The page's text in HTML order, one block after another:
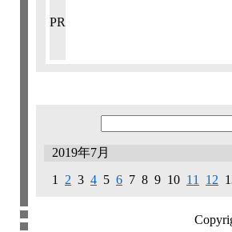
PR
2019年7月
1 2 3 4 5 6 7 8 9 10 11 12